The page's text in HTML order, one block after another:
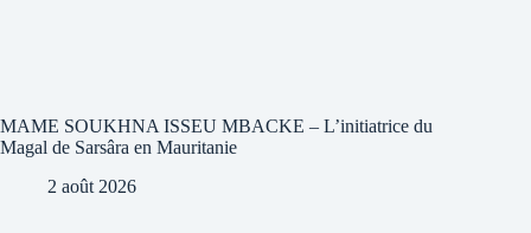
MAME SOUKHNA ISSEU MBACKE – L’initiatrice du
Magal de Sarsâra en Mauritanie
2 août 2026